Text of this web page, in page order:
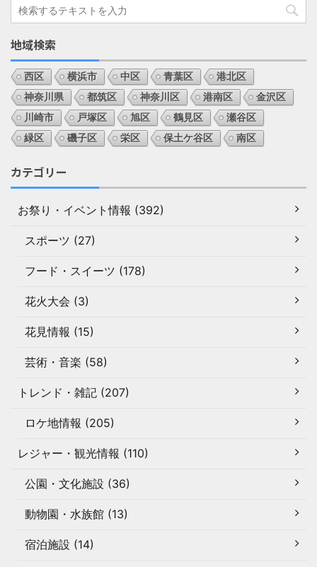
地域検索
西区 横浜市 中区 青葉区
港北区
神奈川県
都筑区 神奈川区 港南区
金沢区
川崎市
戸塚区 旭区 鶴見区
瀬谷区
緑区
磯子区 栄区 保土ケ谷区 南区
カテゴリー
お祭り・イベント情報 (392)
スポーツ (27)
フード・スイーツ (178)
花火大会 (3)
花見情報 (15)
芸術・音楽 (58)
トレンド・雑記 (207)
ロケ地情報 (205)
レジャー・観光情報 (110)
公園・文化施設 (36)
動物園・水族館 (13)
宿泊施設 (14)